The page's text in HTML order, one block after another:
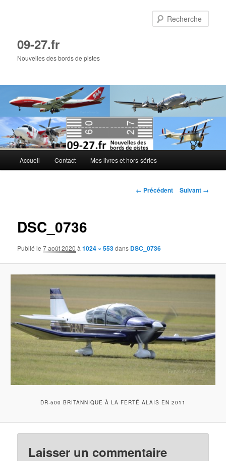
09-27.fr
Nouvelles des bords de pistes
principal
Accueil Contact Mes livres et hors-séries
Navigation
← Précédent Suivant →
DSC_0736
Publié le7 août 2020 à1024 × 553dans DSC_0736
DR-500 BRITANNIQUE À LA FERTÉ ALAIS EN 2011
Laisser un commentaire